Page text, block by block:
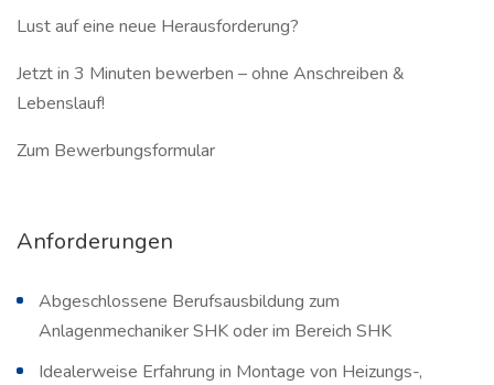
Lust auf eine neue Herausforderung?
Jetzt in 3 Minuten bewerben – ohne Anschreiben &
Lebenslauf!
Zum Bewerbungsformular
Anforderungen
Abgeschlossene Berufsausbildung zum
Anlagenmechaniker SHK oder im Bereich SHK
Idealerweise Erfahrung in Montage von Heizungs-,